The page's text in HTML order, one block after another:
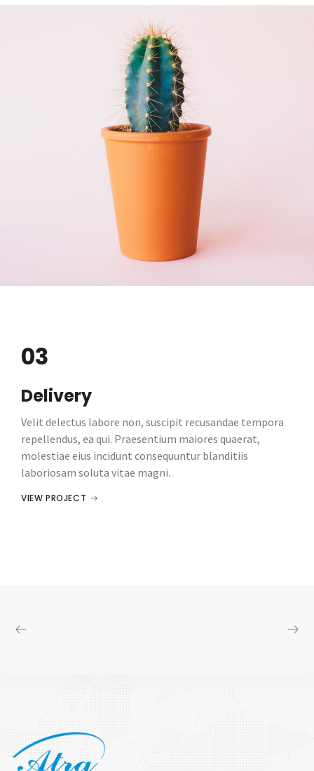
03
Delivery
Velit delectus labore non, suscipit recusandae tempora
repellendus, ea qui. Praesentium maiores quaerat,
molestiae eius incidunt consequuntur blanditiis
laboriosam soluta vitae magni.
VIEW PROJECT